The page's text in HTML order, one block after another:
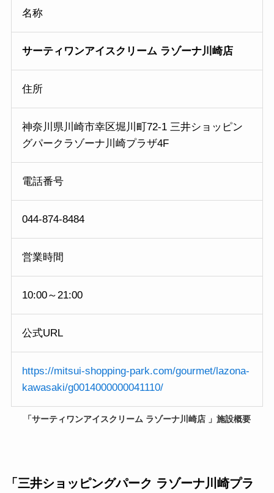
名称
サーティワンアイスクリーム ラゾーナ川崎店
住所
神奈川県川崎市幸区堀川町72-1 三井ショッピン
グパークラゾーナ川崎プラザ4F
電話番号
044-874-8484
営業時間
10:00～21:00
公式URL
https://mitsui-shopping-park.com/gourmet/lazona-
kawasaki/g0014000000041110/
「サーティワンアイスクリーム ラゾーナ川崎店 」施設概要
「三井ショッピングパーク ラゾーナ川崎プラ